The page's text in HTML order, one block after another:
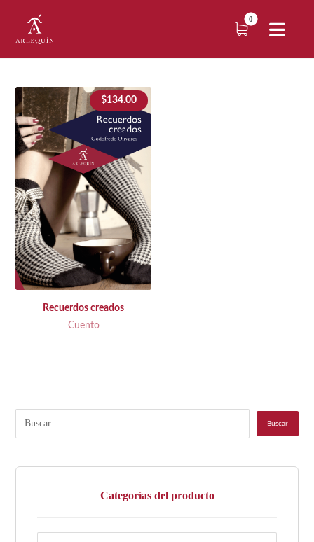
Recuerdos creados
Cuento
$134.00
Categorías del producto